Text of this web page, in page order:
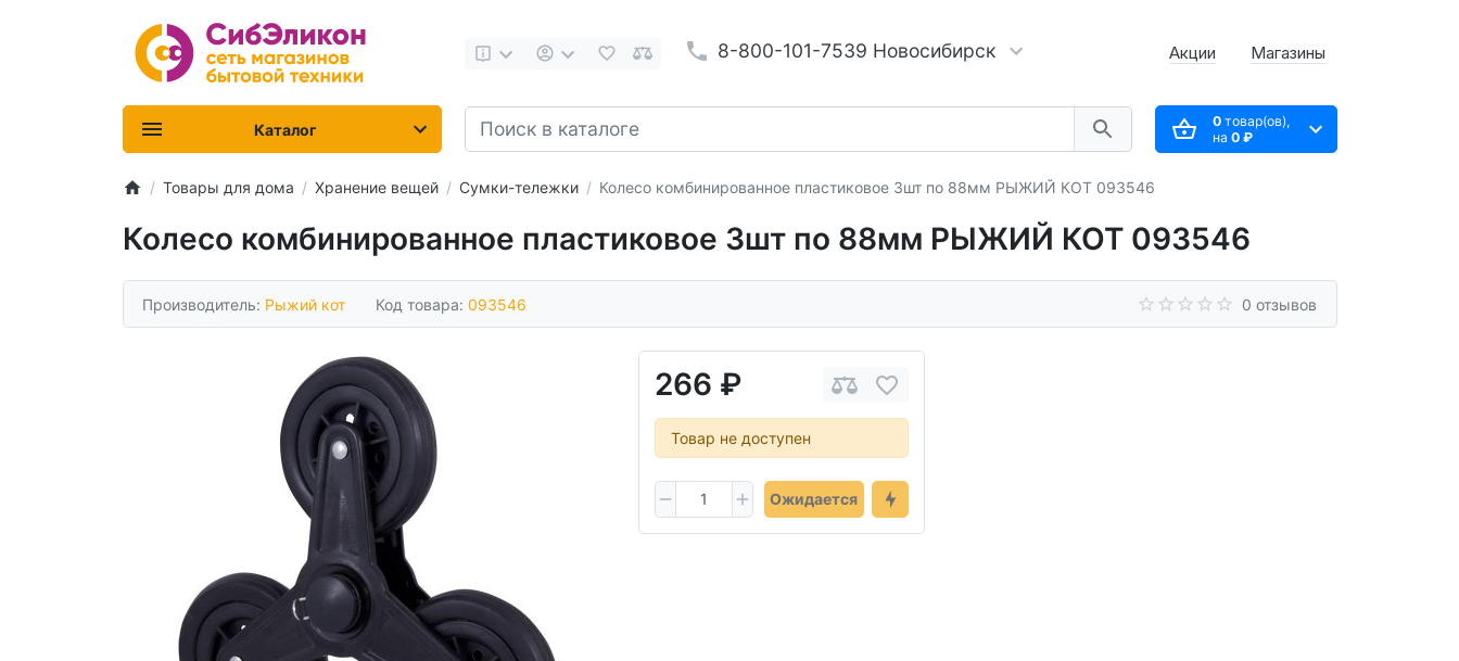
8-800-101-7539 Новосибирск Акции Магазины
0товар(ов),
на 0 ₽
Каталог
Товары для дома Хранение вещей Сумки-тележки Колесо комбинированное пластиковое 3шт по 88мм РЫЖИЙ КОТ 093546
Колесо комбинированное пластиковое 3шт по 88мм РЫЖИЙ КОТ 093546
Производитель: Рыжий кот Код товара: 093546 0 отзывов
266 ₽
Товар не доступен
Ожидается